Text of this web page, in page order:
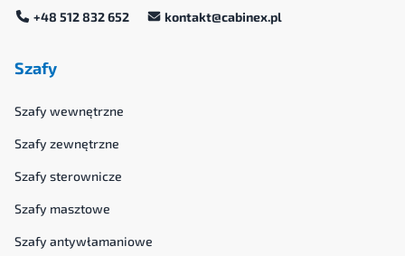
+48 512 832 652 kontakt@cabinex.pl
Szafy
Szafy wewnętrzne
Szafy zewnętrzne
Szafy sterownicze
Szafy masztowe
Szafy antywłamaniowe